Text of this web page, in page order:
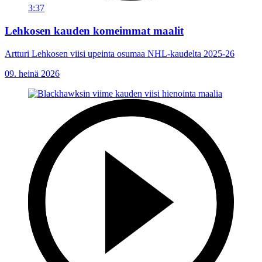
3:37
Lehkosen kauden komeimmat maalit
Artturi Lehkosen viisi upeinta osumaa NHL-kaudelta 2025-26
09. heinä 2026